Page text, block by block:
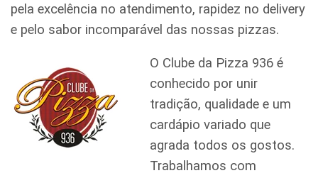
pela excelência no atendimento, rapidez no delivery
e pelo sabor incomparável das nossas pizzas.
O Clube da Pizza 936 é
conhecido por unir
tradição, qualidade e um
cardápio variado que
agrada todos os gostos.
Trabalhamos com